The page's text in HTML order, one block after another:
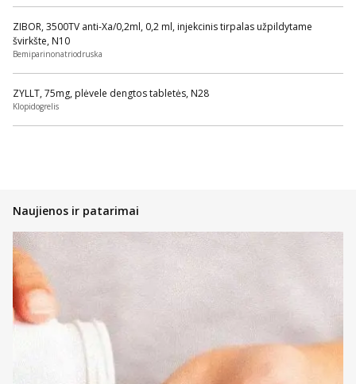
ZIBOR, 3500TV anti-Xa/0,2ml, 0,2 ml, injekcinis tirpalas užpildytame
švirkšte, N10
Bemiparinonatriodruska
ZYLLT, 75mg, plėvele dengtos tabletės, N28
Klopidogrelis
Naujienos ir patarimai